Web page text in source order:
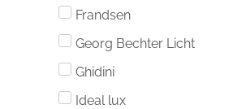
Frandsen
Georg Bechter Licht
Ghidini
Ideal lux